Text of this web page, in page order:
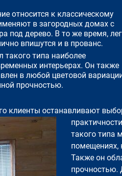
относится к классическому
в загородных домах с
под дерево. В то же время,
впишутся и в прованс.
типа наиболее
интерьерах. Он также
в любой цветовой
прочностью.
клиенты останавливают
такого типа
помещениях,
Также он
прочностью.